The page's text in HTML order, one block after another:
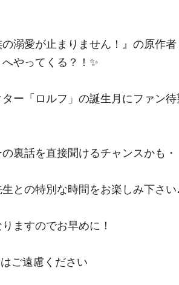
の溺愛が止まりません！』の原作者
やってくる？！✨
ー「ロルフ」の誕生月にファン待
裏話を直接聞けるチャンスかも・
との特別な時間をお楽しみ下さい
ますのでお早めに！
ご遠慮ください